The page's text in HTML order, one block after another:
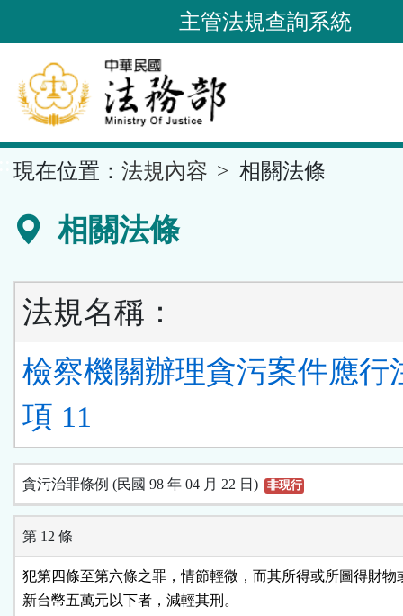
到
要
內
容
區
主管法規查詢系統
現在位置： 法規內容 相關法條
相關法條
法規名稱：
檢察機關辦理貪污案件應行
項 11
貪污治罪條例 (民國 98 年 04 月 22 日) 非現行
第 12 條
犯第四條至第六條之罪，情節輕微，而其所得或所圖得財物
新台幣五萬元以下者，減輕其刑。